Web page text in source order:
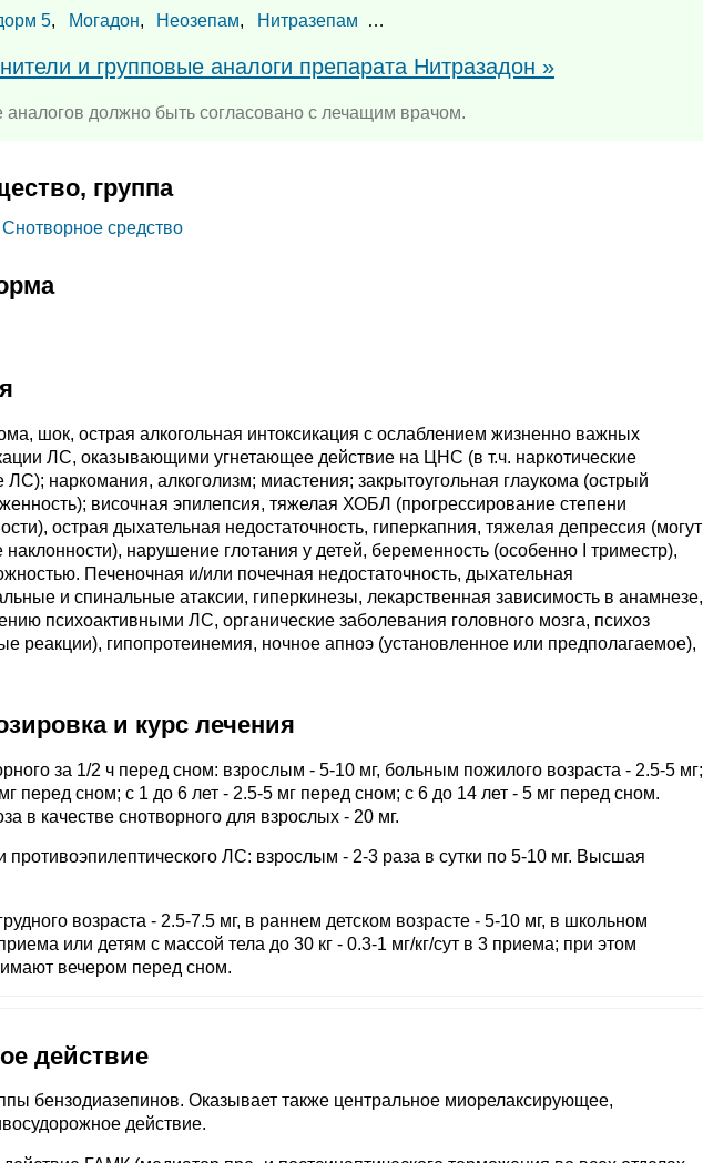
5, Могадон, Неозепам, Нитразепам …
и групповые аналоги препарата Нитразадон »
должно быть согласовано с лечащим врачом.
группа
Снотворное средство
шок, острая алкогольная интоксикация с ослаблением жизненно важных
ЛС, оказывающими угнетающее действие на ЦНС (в т.ч. наркотические
ЛС); наркомания, алкоголизм; миастения; закрытоугольная глаукома (острый
височная эпилепсия, тяжелая ХОБЛ (прогрессирование степени
острая дыхательная недостаточность, гиперкапния, тяжелая депрессия (могут
нарушение глотания у детей, беременность (особенно I триместр),
Печеночная и/или почечная недостаточность, дыхательная
и спинальные атаксии, гиперкинезы, лекарственная зависимость в анамнезе,
психоактивными ЛС, органические заболевания головного мозга, психоз
реакции), гипопротеинемия, ночное апноэ (установленное или предполагаемое),
и курс лечения
за 1/2 ч перед сном: взрослым - 5-10 мг, больным пожилого возраста - 2.5-5 мг;
перед сном; с 1 до 6 лет - 2.5-5 мг перед сном; с 6 до 14 лет - 5 мг перед сном.
в качестве снотворного для взрослых - 20 мг.
противоэпилептического ЛС: взрослым - 2-3 раза в сутки по 5-10 мг. Высшая
возраста - 2.5-7.5 мг, в раннем детском возрасте - 5-10 мг, в школьном
или детям с массой тела до 30 кг - 0.3-1 мг/кг/сут в 3 приема; при этом
вечером перед сном.
действие
бензодиазепинов. Оказывает также центральное миорелаксирующее,
действие.